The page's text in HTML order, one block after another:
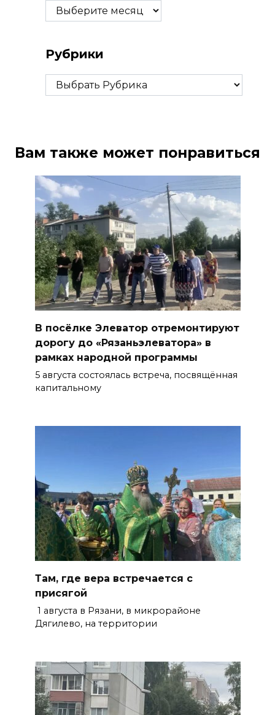
Архивы
Рубрики
Рубрики
Вам также может понравиться
В посёлке Элеватор отремонтируют
дорогу до «Рязаньэлеватора» в
рамках народной программы
5 августа состоялась встреча, посвящённая
капитальному
Там, где вера встречается с
присягой
1 августа в Рязани, в микрорайоне
Дягилево, на территории